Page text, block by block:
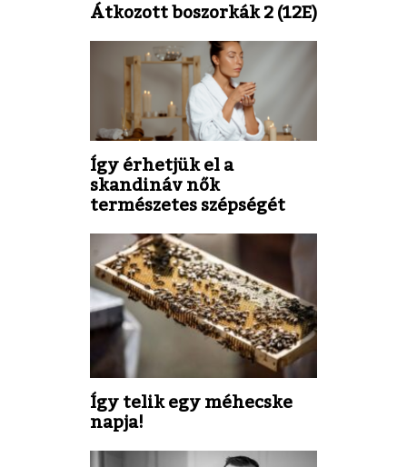
Átkozott boszorkák 2 (12E)
Így érhetjük el a
skandináv nők
természetes szépségét
Így telik egy méhecske
napja!